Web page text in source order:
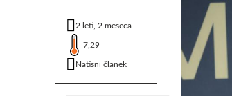
2 leti, 2 meseca
7,29
Natisni članek